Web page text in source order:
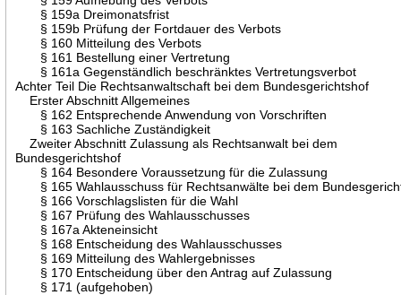
§ 159a Dreimonatsfrist
§ 159b Prüfung der Fortdauer des Verbots
§ 160 Mitteilung des Verbots
§ 161 Bestellung einer Vertretung
§ 161a Gegenständlich beschränktes Vertretungsverbot
Achter Teil Die Rechtsanwaltschaft bei dem Bundesgerichtshof
Erster Abschnitt Allgemeines
§ 162 Entsprechende Anwendung von Vorschriften
§ 163 Sachliche Zuständigkeit
Zweiter Abschnitt Zulassung als Rechtsanwalt bei dem
Bundesgerichtshof
§ 164 Besondere Voraussetzung für die Zulassung
§ 165 Wahlausschuss für Rechtsanwälte bei dem
§ 166 Vorschlagslisten für die Wahl
§ 167 Prüfung des Wahlausschusses
§ 167a Akteneinsicht
§ 168 Entscheidung des Wahlausschusses
§ 169 Mitteilung des Wahlergebnisses
§ 170 Entscheidung über den Antrag auf Zulassung
§ 171 (aufgehoben)